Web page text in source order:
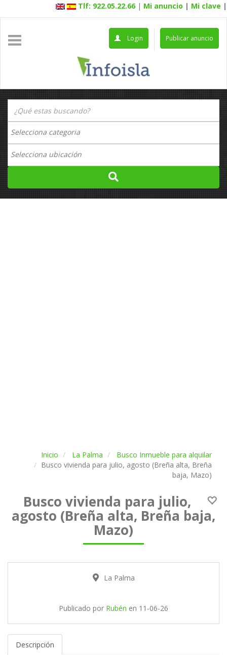
Tlf: 922.05.22.66 | Mi anuncio | Mi clave |
Publicar anuncio
Login
Inicio La Palma
Busco Inmueble para alquilar
Busco vivienda para julio, agosto (Breña alta, Breña
baja, Mazo)
Busco vivienda para julio,
agosto (Breña alta, Breña baja,
Mazo)
La Palma
Publicado por Rubén en 11-06-26
Descripción